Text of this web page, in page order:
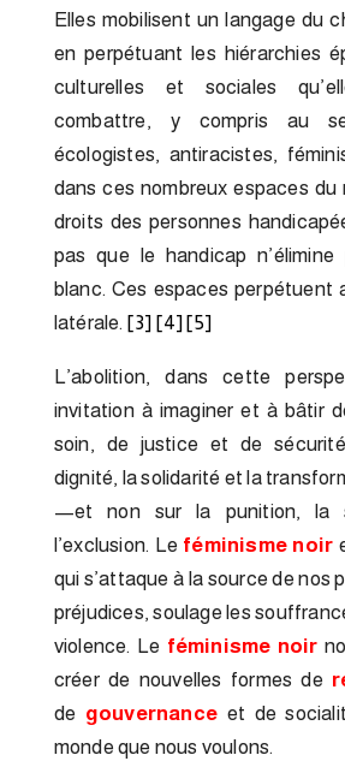
Elles mobilisent un langage du
en perpétuant les hiérarchies
culturelles et sociales
combattre, y compris au
écologistes, antiracistes,
dans ces nombreux espaces du
droits des personnes
pas que le handicap n’élimine
blanc. Ces espaces perpétuent
latérale. [3] [4] [5]
L’abolition, dans cette
invitation à imaginer et à bâtir
soin, de justice et de
dignité, la solidarité et la
—et non sur la punition, la
l’exclusion. Le féminisme noir
qui s’attaque à la source de nos
préjudices, soulage les
violence. Le féminisme noir
créer de nouvelles formes de
de gouvernanceet de
monde que nous voulons.